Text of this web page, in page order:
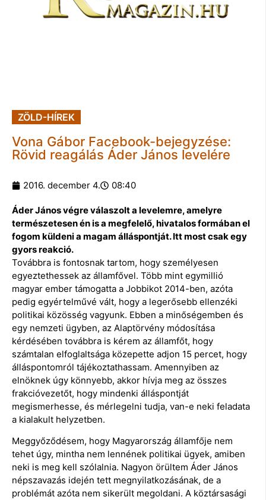
ZÖLD-HÍREK
Vona Gábor Facebook-bejegyzése:
Rövid reagálás Áder János levelére
2016. december 4. 08:40
Áder János végre válaszolt a levelemre, amelyre
természetesen én is a megfelelő, hivatalos formában el
fogom küldeni a magam álláspontját. Itt most csak egy
gyors reakció.
Továbbra is fontosnak tartom, hogy személyesen
egyeztethessek az államfővel. Több mint egymillió
magyar ember támogatta a Jobbikot 2014-ben, azóta
pedig egyértelművé vált, hogy a legerősebb ellenzéki
politikai közösség vagyunk. Ebben a minőségemben és
egy nemzeti ügyben, az Alaptörvény módosítása
kérdésében továbbra is kérem az államfőt, hogy
számtalan elfoglaltsága közepette adjon 15 percet, hogy
álláspontomról tájékoztathassam. Amennyiben az
elnöknek úgy könnyebb, akkor hívja meg az összes
frakcióvezetőt, hogy mindenki álláspontját
megismerhesse, és mérlegelni tudja, van-e neki feladata
a kialakult helyzetben.
Meggyőződésem, hogy Magyarország államfője nem
tehet úgy, mintha nem lennének politikai ügyek, amiben
neki is meg kell szólalnia. Nagyon örültem Áder János
népszavazás idején tett megnyilatkozásának, de a
problémát azóta nem sikerült megoldani. A köztársasági